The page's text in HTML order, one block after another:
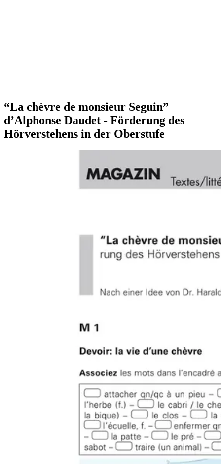
“La chèvre de monsieur Seguin”
d’Alphonse Daudet - Förderung des
Hörverstehens in der Oberstufe